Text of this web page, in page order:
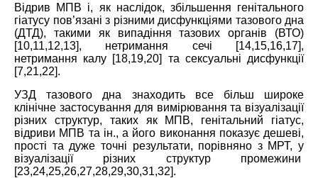
Відрив МПВ і, як наслідок, збільшення генітального
гіатусу пов’язані з різними дисфункціями тазового дна
(ДТД), такими як випадіння тазових органів (ВТО)
[10,11,12,13], нетримання сечі [14,15,16,17],
нетримання калу [18,19,20] та сексуальні дисфункції
[7,21,22].
УЗД тазового дна знаходить все більш широке
клінічне застосування для вимірювання та візуалізації
різних структур, таких як МПВ, генітальний гіатус,
відриви МПВ та ін., а його виконання показує дешеві,
прості та дуже точні результати, порівняно з МРТ, у
візуалізації різних структур промежини
[23,24,25,26,27,28,29,30,31,32].